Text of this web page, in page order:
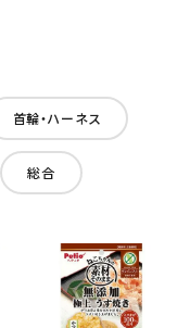
首輪・ハーネス
総合